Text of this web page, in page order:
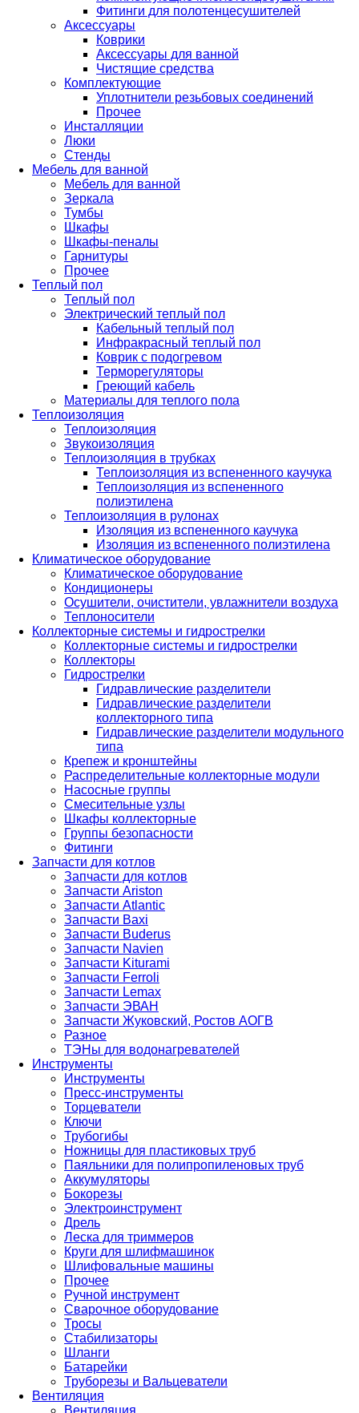
Фитинги для полотенцесушителей
Аксессуары
Коврики
Аксессуары для ванной
Чистящие средства
Комплектующие
Уплотнители резьбовых соединений
Прочее
Инсталляции
Люки
Стенды
Мебель для ванной
Мебель для ванной
Зеркала
Тумбы
Шкафы
Шкафы-пеналы
Гарнитуры
Прочее
Теплый пол
Теплый пол
Электрический теплый пол
Кабельный теплый пол
Инфракрасный теплый пол
Коврик с подогревом
Терморегуляторы
Греющий кабель
Материалы для теплого пола
Теплоизоляция
Теплоизоляция
Звукоизоляция
Теплоизоляция в трубках
Теплоизоляция из вспененного каучука
Теплоизоляция из вспененного
полиэтилена
Теплоизоляция в рулонах
Изоляция из вспененного каучука
Изоляция из вспененного полиэтилена
Климатическое оборудование
Климатическое оборудование
Кондиционеры
Осушители, очистители, увлажнители воздуха
Теплоносители
Коллекторные системы и гидрострелки
Коллекторные системы и гидрострелки
Коллекторы
Гидрострелки
Гидравлические разделители
Гидравлические разделители
коллекторного типа
Гидравлические разделители модульного
типа
Крепеж и кронштейны
Распределительные коллекторные модули
Насосные группы
Смесительные узлы
Шкафы коллекторные
Группы безопасности
Фитинги
Запчасти для котлов
Запчасти для котлов
Запчасти Ariston
Запчасти Atlantic
Запчасти Baxi
Запчасти Buderus
Запчасти Navien
Запчасти Kiturami
Запчасти Ferroli
Запчасти Lemax
Запчасти ЭВАН
Запчасти Жуковский, Ростов АОГВ
Разное
ТЭНы для водонагревателей
Инструменты
Инструменты
Пресс-инструменты
Торцеватели
Ключи
Трубогибы
Ножницы для пластиковых труб
Паяльники для полипропиленовых труб
Аккумуляторы
Бокорезы
Электроинструмент
Дрель
Леска для триммеров
Круги для шлифмашинок
Шлифовальные машины
Прочее
Ручной инструмент
Сварочное оборудование
Тросы
Стабилизаторы
Шланги
Батарейки
Труборезы и Вальцеватели
Вентиляция